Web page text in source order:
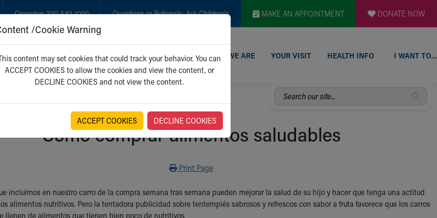
Operator:330-543-1000 Questions or Referrals:Ask Children's MAKE AN APPOINTMENT DONATE NOW
GET CARE NEW PARENTS WHO WE ARE YOUR VISIT HEALTH INFO I WANT TO…
Search
our
Cómo comprar alimentos saludables
Print
Print Page
incluimos en nuestro carro de la compra semana tras semana pueden mejorar la salud de su hijo y hacer que tenga una actitud
alimentos nutritivos. Pero la tentadora publicidad sobre tentempiés sabrosos y refrescos con sabor a fruta favorece que los carros
llenen de alimentos que tienen bien poco de nutritivos.
/Cookie Warning
content may set cookies that could track your behavior. You can
ACCEPT COOKIES to allow the cookies and view the content, or
DECLINE COOKIES and not view the content.
ACCEPT COOKIES DECLINE COOKIES